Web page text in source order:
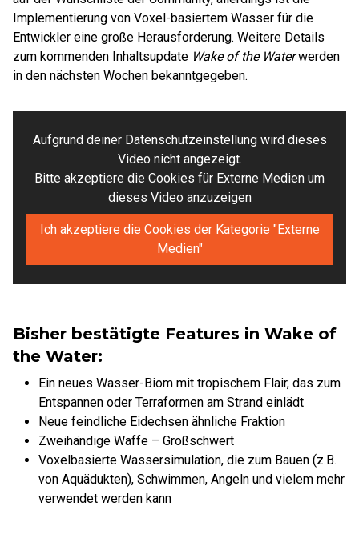
Implementierung von Voxel-basiertem Wasser für die
Entwickler eine große Herausforderung. Weitere Details
zum kommenden Inhaltsupdate Wake of the Waterwerden
in den nächsten Wochen bekanntgegeben.
Aufgrund deiner Datenschutzeinstellung wird dieses
Video nicht angezeigt.
Bitte akzeptiere die Cookies für Externe Medien um
dieses Video anzuzeigen
Ich akzeptiere die Cookies der Kategorie "Externe
Medien"
Bisher bestätigte Features in Wake of
the Water:
Ein neues Wasser-Biom mit tropischem Flair, das zum
Entspannen oder Terraformen am Strand einlädt
Neue feindliche Eidechsen ähnliche Fraktion
Zweihändige Waffe – Großschwert
Voxelbasierte Wassersimulation, die zum Bauen (z.B.
von Aquädukten), Schwimmen, Angeln und vielem mehr
verwendet werden kann